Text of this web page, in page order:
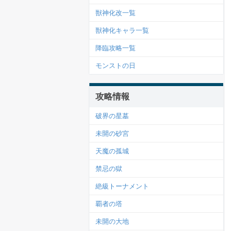
獣神化改一覧
獣神化キャラ一覧
降臨攻略一覧
モンストの日
攻略情報
破界の星墓
未開の砂宮
天魔の孤城
禁忌の獄
絶級トーナメント
覇者の塔
未開の大地